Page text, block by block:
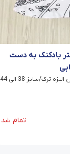
بادکنک به دست
سایز 38 الی 44
تمام شد